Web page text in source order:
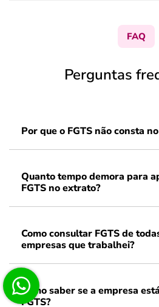
FAQ
Perguntas
Por que o FGTS não consta
Quanto tempo demora para
FGTS no extrato?
Como consultar FGTS de
empresas que trabalhei?
Como saber se a empresa
FGTS?